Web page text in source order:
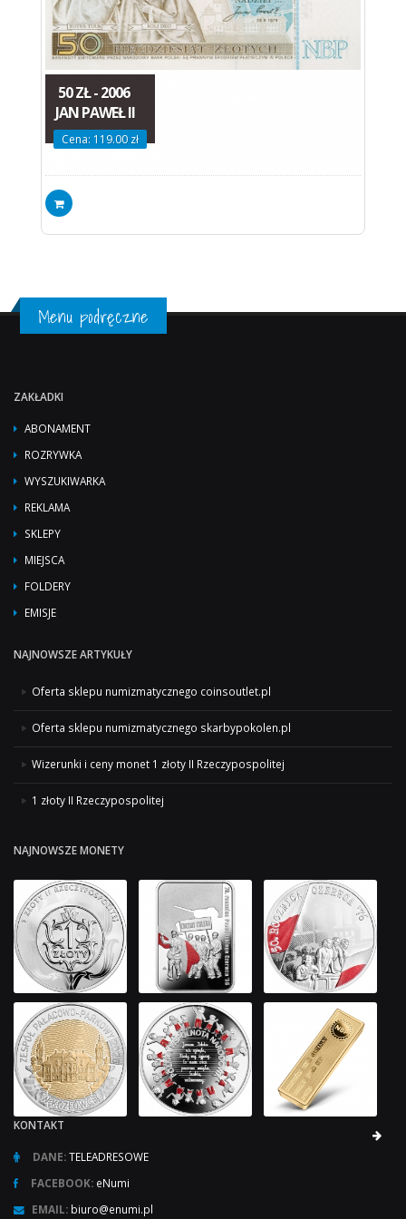
50 ZŁ - 2006
JAN PAWEŁ II
Cena: 119.00 zł
Menu podręczne
ZAKŁADKI
ABONAMENT
ROZRYWKA
WYSZUKIWARKA
REKLAMA
SKLEPY
MIEJSCA
FOLDERY
EMISJE
NAJNOWSZE ARTYKUŁY
Oferta sklepu numizmatycznego coinsoutlet.pl
Oferta sklepu numizmatycznego skarbypokolen.pl
Wizerunki i ceny monet 1 złoty II Rzeczypospolitej
1 złoty II Rzeczypospolitej
NAJNOWSZE MONETY
KONTAKT
DANE:TELEADRESOWE
FACEBOOK: eNumi
EMAIL: biuro@enumi.pl